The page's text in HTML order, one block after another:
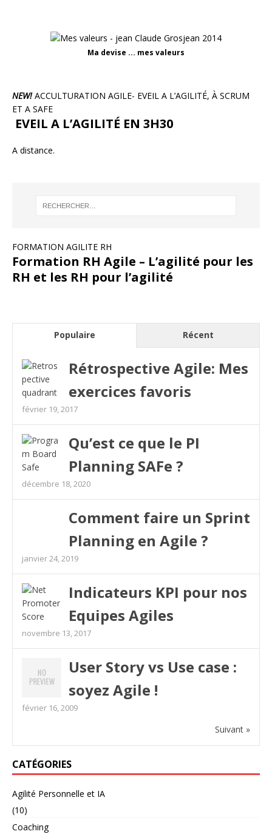
Ma devise ... mes valeurs
NEW!ACCULTURATION AGILE- EVEIL A L’AGILITÉ, À SCRUM
ET A SAFE
EVEIL A L’AGILITÉ EN 3H30
A distance.
FORMATION AGILITE RH
Formation RH Agile – L’agilité pour les
RH et les RH pour l’agilité
Populaire Récent
Rétrospective Agile: Mes
exercices favoris
février 19, 2017
Qu’est ce que le PI
Planning SAFe ?
décembre 18, 2020
Comment faire un Sprint
Planning en Agile ?
janvier 24, 2019
Indicateurs KPI pour nos
Equipes Agiles
novembre 13, 2017
User Story vs Use case :
soyez Agile !
février 16, 2009
Suivant »
CATÉGORIES
Agilité Personnelle et IA
(10)
Coaching